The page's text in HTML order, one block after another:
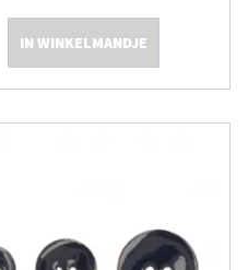
IN WINKELMANDJE